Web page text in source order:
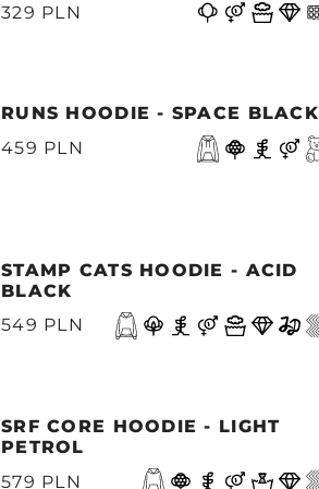
329 PLN
RUNS HOODIE - SPACE BLACK
459 PLN
STAMP CATS HOODIE - ACID
BLACK
549 PLN
SRF CORE HOODIE - LIGHT
PETROL
579 PLN